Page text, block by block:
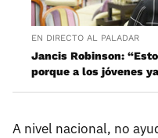
EN DIRECTO AL PALADAR
Jancis Robinson:
porque a los jóvenes
A nivel nacional, no